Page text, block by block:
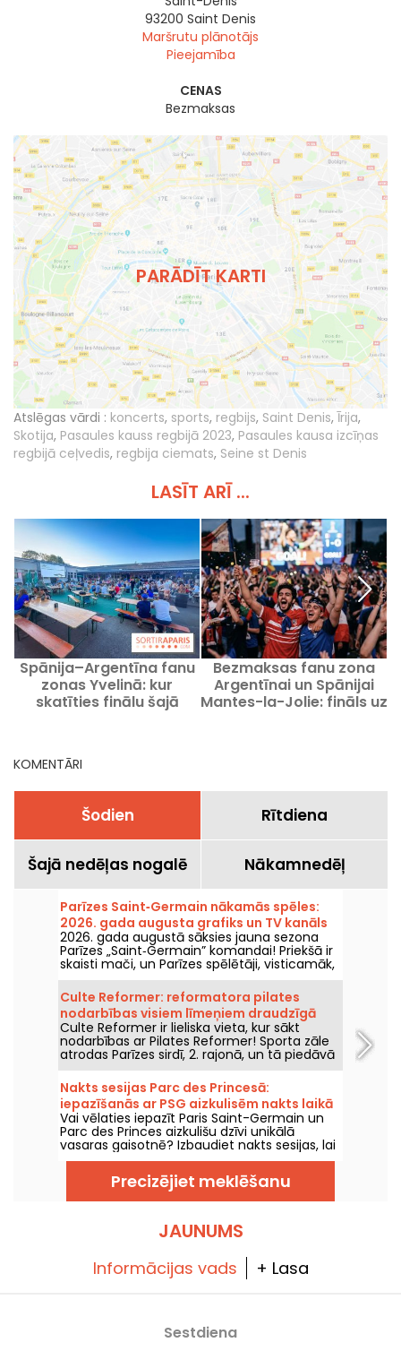
93200 Saint Denis
Maršrutu plānotājs
Pieejamība
CENAS
Bezmaksas
PARĀDĪT KARTI
Atslēgas vārdi : koncerts, sports, regbijs, Saint Denis,Īrija,
Skotija, Pasaules kauss regbijā 2023, Pasaules kausa izcīņas
regbijā ceļvedis, regbija ciemats, Seine st Denis
LASĪT ARĪ ...
Spānija–Argentīna fanu
zonas Yvelinā: kur
skatīties finālu šajā
Bezmaksas fanu zona
Argentīnai un Spānijai
Mantes-la-Jolie: fināls uz
KOMENTĀRI
Šodien Rītdiena
Šajā nedēļas nogalē Nākamnedēļ
Parīzes Saint‑Germain nākamās spēles:
2026. gada augusta grafiks un TV kanāls
2026. gada augustā sāksies jauna sezona
Parīzes „Saint‑Germain” komandai! Priekšā ir
skaisti mači, un Parīzes spēlētāji, visticamāk,
turpinās vākt trofejas kopā ar Luisu Enriku.
Culte Reformer: reformatora pilates
nodarbības visiem līmeņiem draudzīgā
atmosfērā.
Culte Reformer ir lieliska vieta, kur sākt
nodarbības ar Pilates Reformer! Sporta zāle
atrodas Parīzes sirdī, 2. rajonā, un tā piedāvā
dažādu līmeņu Reformer Pilates nodarbības
siltā un viesmīlīgā vidē.
Nakts sesijas Parc des Princesā:
iepazīšanās ar PSG aizkulisēm nakts laikā
un svētku noskaņa ar DJ setiem
Vai vēlaties iepazīt Paris Saint-Germain un
Parc des Princes aizkulišu dzīvi unikālā
vasaras gaisotnē? Izbaudiet nakts sesijas, lai
stadionu varētu apmeklēt arī naktī un
piedzīvot daudz virkni festivālu pasākumu.
Šeit ir šīs vasaras 2026. gada programma!
Precizējiet meklēšanu
JAUNUMS
Informācijas vads + Lasa
Sestdiena